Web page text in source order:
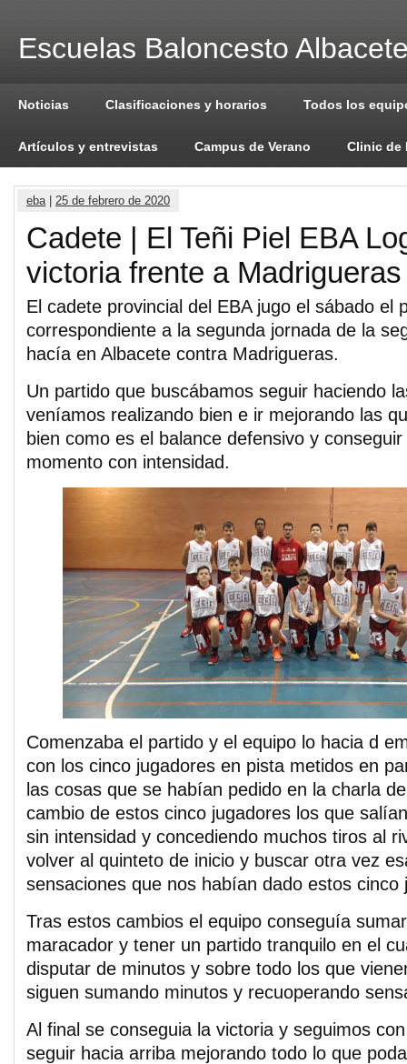
Escuelas Baloncesto
Noticias Clasificaciones y horarios Todos los
Artículos y entrevistas Campus de Verano Clinic de
eba| 25 de febrero de 2020
Cadete | El Teñi Piel EBA
victoria frente a Madrigueras
El cadete provincial del EBA jugo el sábado el
correspondiente a la segunda jornada de la
hacía en Albacete contra Madrigueras.
Un partido que buscábamos seguir haciendo
veníamos realizando bien e ir mejorando las
bien como es el balance defensivo y
momento con intensidad.
Comenzaba el partido y el equipo lo hacia d
con los cinco jugadores en pista metidos en
las cosas que se habían pedido en la charla
cambio de estos cinco jugadores los que
sin intensidad y concediendo muchos tiros al
volver al quinteto de inicio y buscar otra vez
sensaciones que nos habían dado estos cinco
Tras estos cambios el equipo conseguía
maracador y tener un partido tranquilo en el
disputar de minutos y sobre todo los que
siguen sumando minutos y recuoperando
Al final se conseguia la victoria y seguimos
seguir hacia arriba mejorando todo lo que